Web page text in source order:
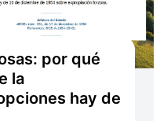
por qué
la
hay de